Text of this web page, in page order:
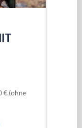
€ (ohne